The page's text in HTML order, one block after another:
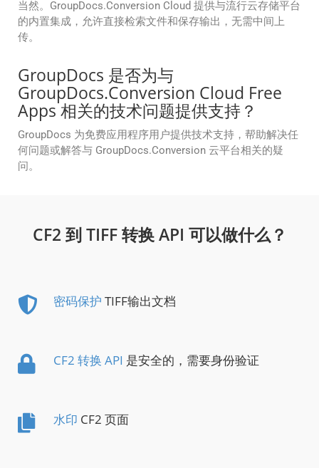
当然。GroupDocs.Conversion Cloud 提供与流行云存储平台
的内置集成，允许直接检索文件和保存输出，无需中间上
传。
GroupDocs 是否为与
GroupDocs.Conversion Cloud Free
Apps 相关的技术问题提供支持？
GroupDocs 为免费应用程序用户提供技术支持，帮助解决任
何问题或解答与 GroupDocs.Conversion 云平台相关的疑
问。
CF2 到 TIFF 转换 API 可以做什么？
密码保护 TIFF输出文档
CF2 转换 API 是安全的，需要身份验证
水印 CF2 页面